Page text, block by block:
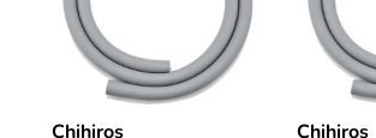
Chihiros Chihiros